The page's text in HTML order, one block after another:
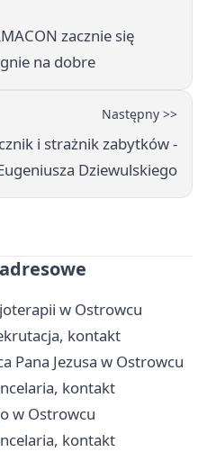
zacznie się
na dobre
Następny >>
i strażnik zabytków -
Dziewulskiego
w Ostrowcu
kontakt
Pana Jezusa w Ostrowcu
kontakt
w Ostrowcu
kontakt